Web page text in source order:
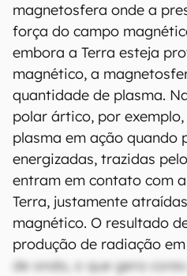
magnetosfera onde a
força do campo
embora a Terra esteja
magnético, a
quantidade de plasma.
polar ártico, por
plasma em ação quando
energizadas, trazidas
entram em contato com
Terra, justamente
magnético. O resultado
produção de radiação
de onda, o que gera